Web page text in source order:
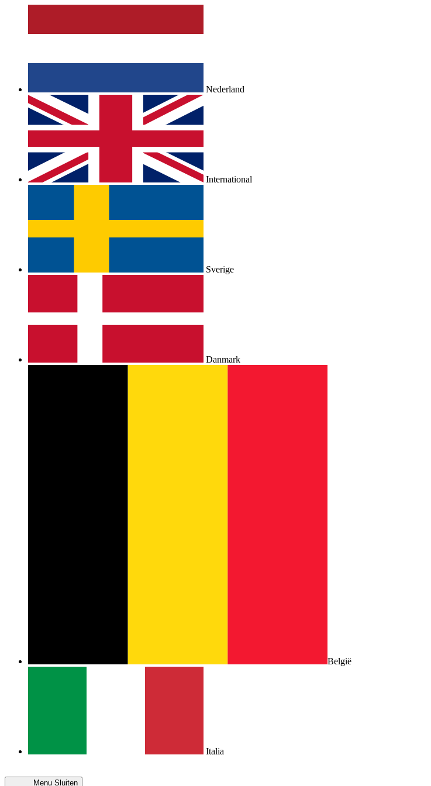
Nederland
International
Sverige
Danmark
België
Italia
Menu Sluiten